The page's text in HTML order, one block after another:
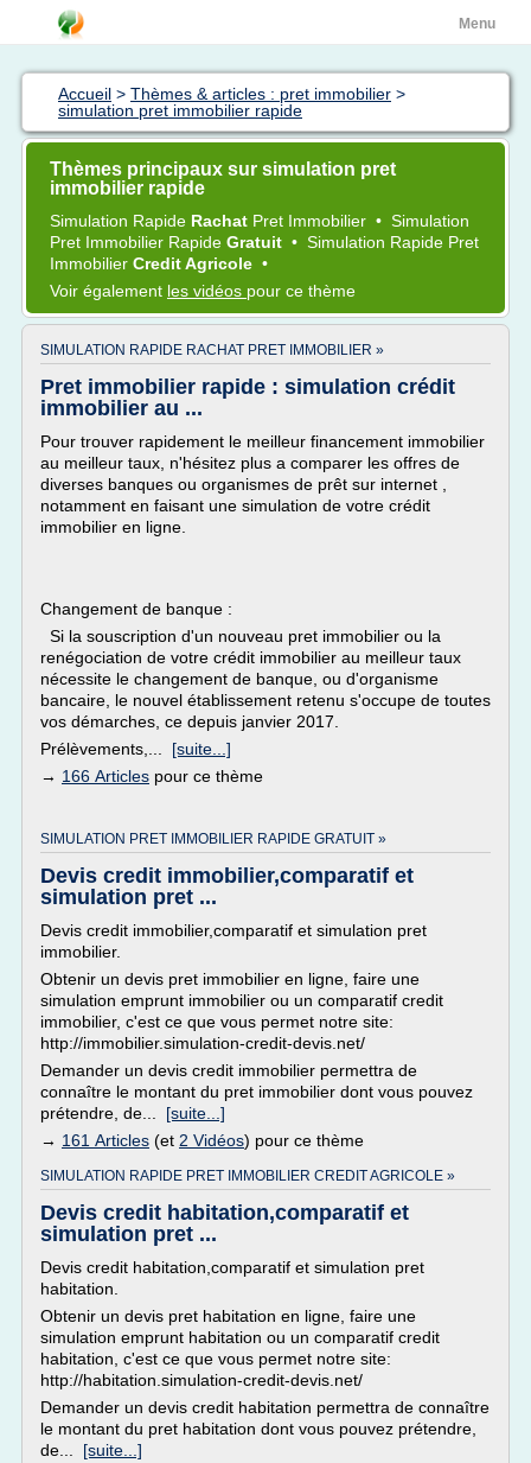
Menu
Accueil > Thèmes & articles : pret immobilier >
simulation pret immobilier rapide
Thèmes principaux sur simulation pret
immobilier rapide
Simulation Rapide Rachat Pret Immobilier • Simulation
Pret Immobilier Rapide Gratuit • Simulation Rapide Pret
Immobilier Credit Agricole •
Voir également les vidéos pour ce thème
SIMULATION RAPIDE RACHAT PRET IMMOBILIER »
Pret immobilier rapide : simulation crédit
immobilier au ...
Pour trouver rapidement le meilleur financement immobilier
au meilleur taux, n'hésitez plus a comparer les offres de
diverses banques ou organismes de prêt sur internet ,
notamment en faisant une simulation de votre crédit
immobilier en ligne.
Changement de banque :
Si la souscription d'un nouveau pret immobilier ou la
renégociation de votre crédit immobilier au meilleur taux
nécessite le changement de banque, ou d'organisme
bancaire, le nouvel établissement retenu s'occupe de toutes
vos démarches, ce depuis janvier 2017.
Prélèvements,... [suite...]
→ 166 Articles pour ce thème
SIMULATION PRET IMMOBILIER RAPIDE GRATUIT »
Devis credit immobilier,comparatif et
simulation pret ...
Devis credit immobilier,comparatif et simulation pret
immobilier.
Obtenir un devis pret immobilier en ligne, faire une
simulation emprunt immobilier ou un comparatif credit
immobilier, c'est ce que vous permet notre site:
http://immobilier.simulation-credit-devis.net/
Demander un devis credit immobilier permettra de
connaître le montant du pret immobilier dont vous pouvez
prétendre, de... [suite...]
→ 161 Articles (et 2 Vidéos) pour ce thème
SIMULATION RAPIDE PRET IMMOBILIER CREDIT AGRICOLE »
Devis credit habitation,comparatif et
simulation pret ...
Devis credit habitation,comparatif et simulation pret
habitation.
Obtenir un devis pret habitation en ligne, faire une
simulation emprunt habitation ou un comparatif credit
habitation, c'est ce que vous permet notre site:
http://habitation.simulation-credit-devis.net/
Demander un devis credit habitation permettra de connaître
le montant du pret habitation dont vous pouvez prétendre,
de... [suite...]